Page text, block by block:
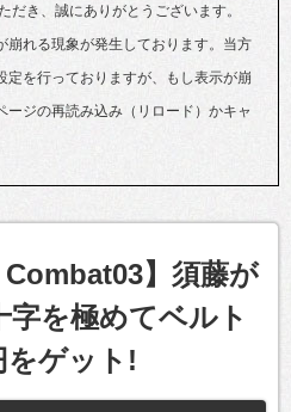
だき、誠にありがとうございます。
崩れる現象が発生しております。当方
定を行っておりますが、もし表示が崩
ジの再読み込み（リロード）かキャ
】須藤が
を極めてベルト
をゲット!